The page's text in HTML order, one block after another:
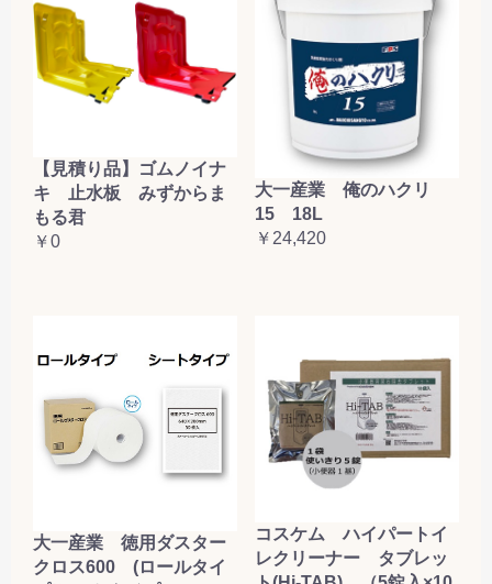
【見積り品】ゴムノイナ
キ 止水板 みずからま
もる君
￥0
大一産業 俺のハクリ
15 18L
￥24,420
大一産業 徳用ダスター
クロス600 (ロールタイ
コスケム ハイパートイ
レクリーナー タブレッ